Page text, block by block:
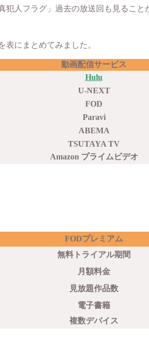
犯人フラグ」過去の放送回も見ること
表にまとめてみました。
動画配信サービス
Hulu
U-NEXT
FOD
Paravi
ABEMA
TSUTAYA TV
Amazon プライムビデオ
FODプレミアム
無料トライアル期間
月額料金
見放題作品数
電子書籍
複数デバイス